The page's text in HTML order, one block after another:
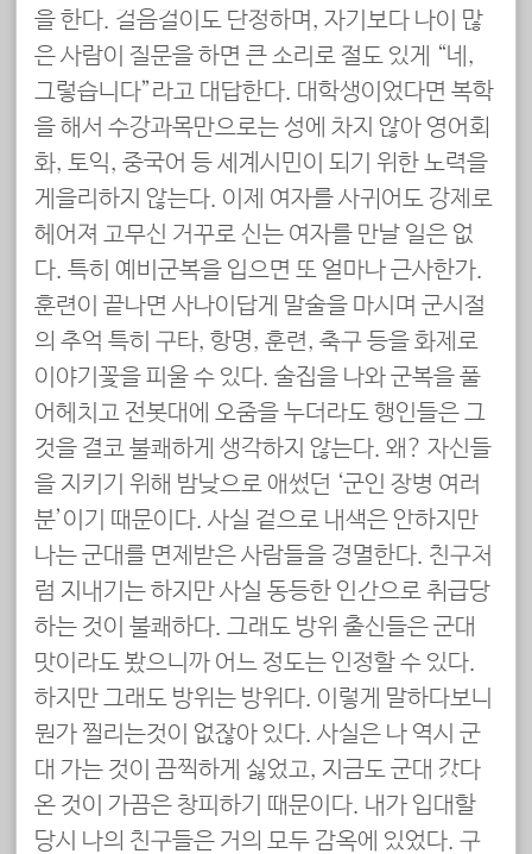
을 한다. 걸음걸이도 단정하며, 자기보다 나이 많
은 사람이 질문을 하면 큰 소리로 절도 있게 “네,
그렇습니다”라고 대답한다. 대학생이었다면 복학
을 해서 수강과목만으로는 성에 차지 않아 영어회
화, 토익, 중국어 등 세계시민이 되기 위한 노력을
게을리하지 않는다. 이제 여자를 사귀어도 강제로
헤어져 고무신 거꾸로 신는 여자를 만날 일은 없
다. 특히 예비군복을 입으면 또 얼마나 근사한가.
훈련이 끝나면 사나이답게 말술을 마시며 군시절
의 추억 특히 구타, 항명, 훈련, 축구 등을 화제로
이야기꽃을 피울 수 있다. 술집을 나와 군복을 풀
어헤치고 전봇대에 오줌을 누더라도 행인들은 그
것을 결코 불쾌하게 생각하지 않는다. 왜? 자신들
을 지키기 위해 밤낮으로 애썼던 ‘군인 장병 여러
분’이기 때문이다. 사실 겉으로 내색은 안하지만
나는 군대를 면제받은 사람들을 경멸한다. 친구처
럼 지내기는 하지만 사실 동등한 인간으로 취급당
하는 것이 불쾌하다. 그래도 방위 출신들은 군대
맛이라도 봤으니까 어느 정도는 인정할 수 있다.
하지만 그래도 방위는 방위다. 이렇게 말하다보니
뭔가 찔리는것이 없잖아 있다. 사실은 나 역시 군
대 가는 것이 끔찍하게 싫었고, 지금도 군대 갔다
온 것이 가끔은 창피하기 때문이다. 내가 입대할
당시 나의 친구들은 거의 모두 감옥에 있었다. 구